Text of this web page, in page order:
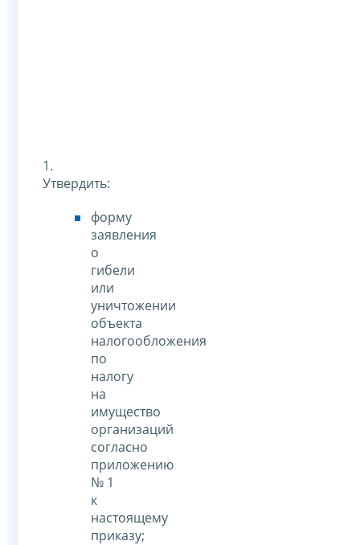
1.
Утвердить:
форму
заявления
о
гибели
или
уничтожении
объекта
налогообложения
по
налогу
на
имущество
организаций
согласно
приложению
№ 1
к
настоящему
приказу;